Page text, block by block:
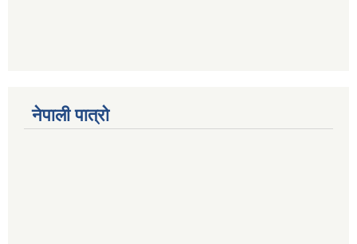
नेपाली पात्रो